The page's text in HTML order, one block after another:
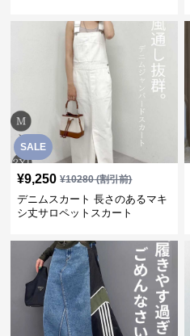
SALE
¥9,250 ¥10280(割引前)
デニムスカート 長さのあるマキ
シ丈サロペットスカート